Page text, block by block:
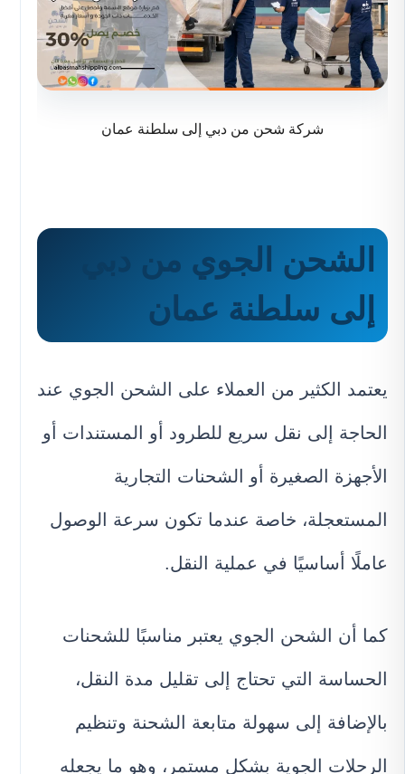
شركة شحن من دبي إلى سلطنة عمان
الشحن الجوي من دبي
إلى سلطنة عمان
يعتمد الكثير من العملاء على الشحن الجوي عند
الحاجة إلى نقل سريع للطرود أو المستندات أو
الأجهزة الصغيرة أو الشحنات التجارية
المستعجلة، خاصة عندما تكون سرعة الوصول
عاملًا أساسيًا في عملية النقل.
كما أن الشحن الجوي يعتبر مناسبًا للشحنات
الحساسة التي تحتاج إلى تقليل مدة النقل،
بالإضافة إلى سهولة متابعة الشحنة وتنظيم
الرحلات الجوية بشكل مستمر، وهو ما يجعله